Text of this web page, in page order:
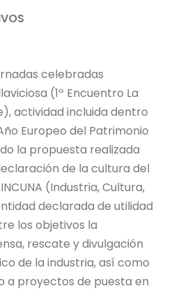
celebradas
(1º Encuentro La
actividad incluida dentro
Europeo del Patrimonio
la propuesta realizada
de la cultura del
(Industria, Cultura,
declarada de utilidad
los objetivos la
rescate y divulgación
de la industria, así como
a proyectos de puesta en